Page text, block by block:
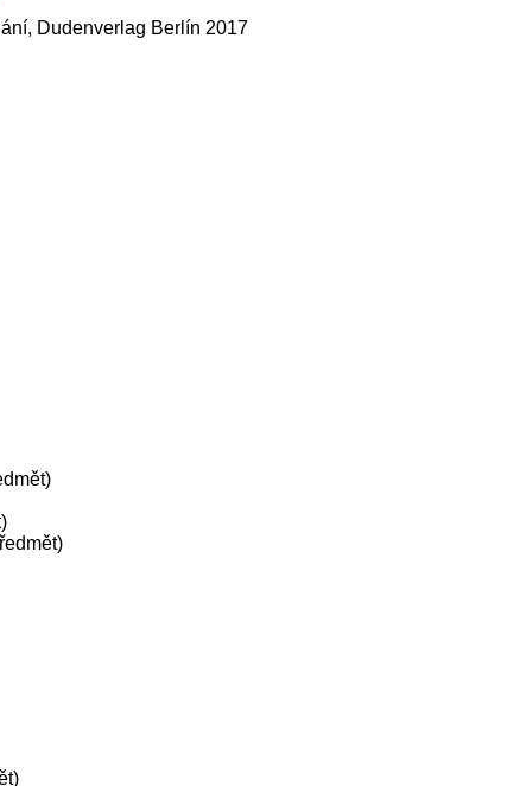
Dudenverlag Berlín 2017